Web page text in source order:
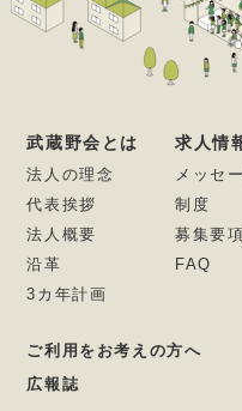
武蔵野会とは
法人の理念
代表挨拶
法人概要
沿革
3カ年計画
求人情
メッセ
制度
募集要項
FAQ
ご利用をお考えの方へ
広報誌